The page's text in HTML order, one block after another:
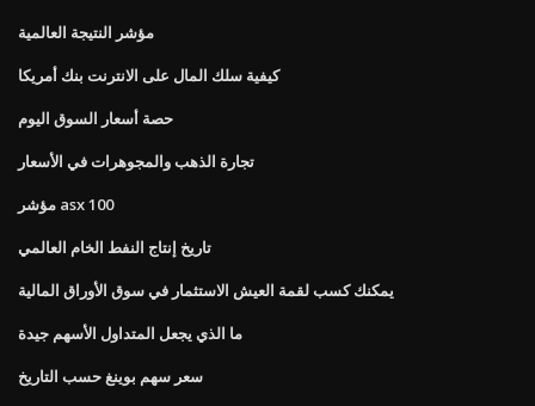
مؤشر النتيجة العالمية
كيفية سلك المال على الانترنت بنك أمريكا
حصة أسعار السوق اليوم
تجارة الذهب والمجوهرات في الأسعار
مؤشر asx 100
تاريخ إنتاج النفط الخام العالمي
يمكنك كسب لقمة العيش الاستثمار في سوق الأوراق المالية
ما الذي يجعل المتداول الأسهم جيدة
سعر سهم بوينغ حسب التاريخ